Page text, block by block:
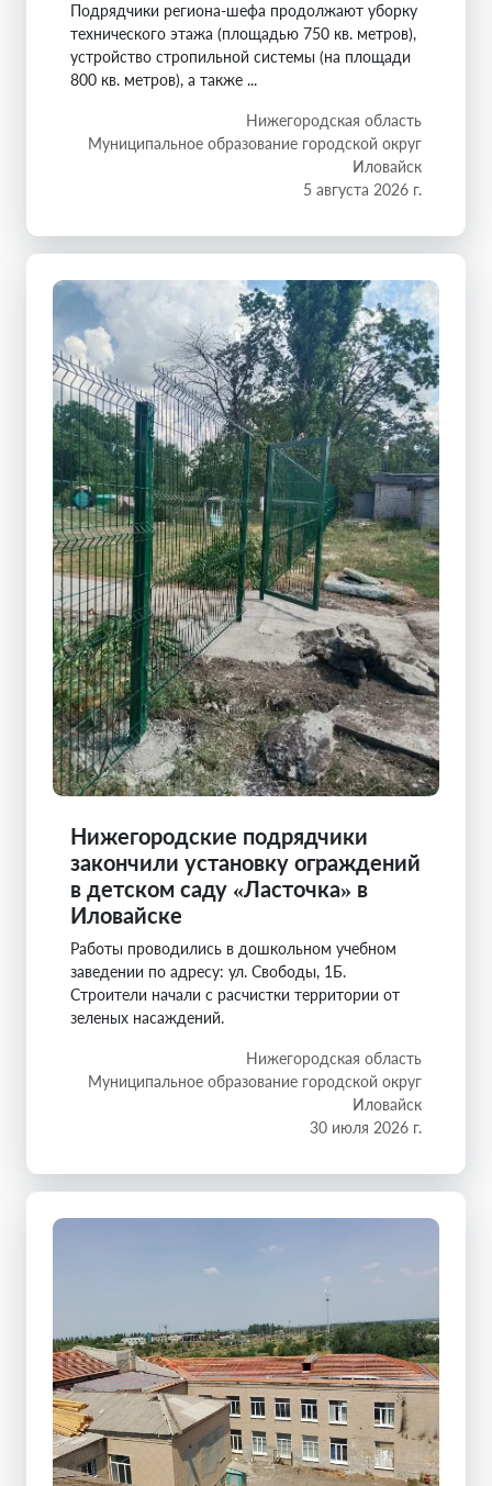
Подрядчики региона-шефа продолжают уборку
технического этажа (площадью 750 кв. метров),
устройство стропильной системы (на площади
800 кв. метров), а также ...
Нижегородская область
Муниципальное образование городской округ
Иловайск
5 августа 2026 г.
Нижегородские подрядчики
закончили установку ограждений
в детском саду «Ласточка» в
Иловайске
Работы проводились в дошкольном учебном
заведении по адресу: ул. Свободы, 1Б.
Строители начали с расчистки территории от
зеленых насаждений.
Нижегородская область
Муниципальное образование городской округ
Иловайск
30 июля 2026 г.